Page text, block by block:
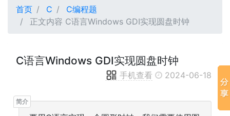
首页 C
C编程题
正文内容 C语言Windows GDI实现圆盘时钟
C语言Windows GDI实现圆盘时钟
手机查看 2024-06-18